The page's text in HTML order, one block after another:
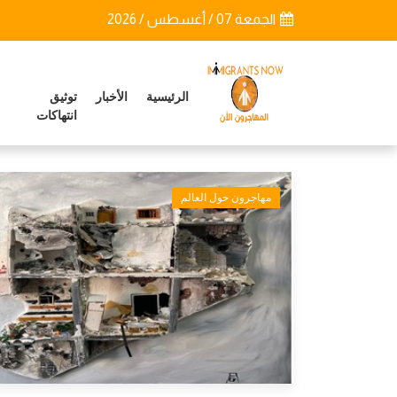
الجمعة 07 / أغسطس / 2026
الرئيسية الأخبار
توثيق
انتهاكات
مهاجرون حول العالم